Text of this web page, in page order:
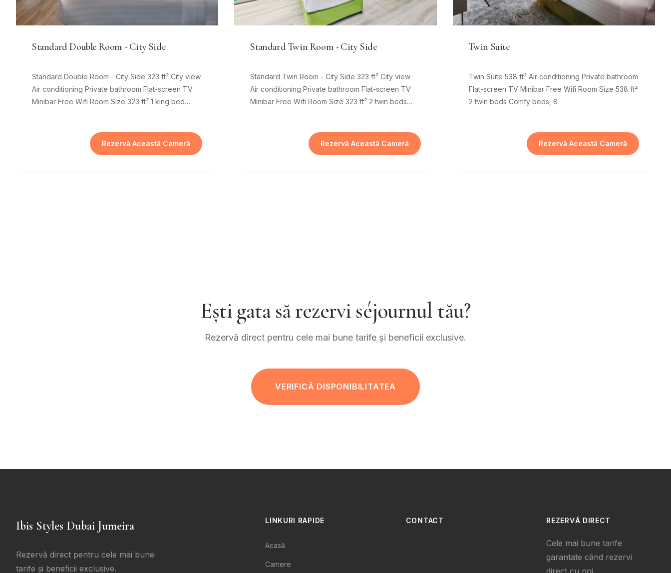
Standard Double Room - City Side
Standard Double Room - City Side 323 ft² City view
Air conditioning Private bathroom Flat-screen TV
Minibar Free Wifi Room Size 323 ft² 1 king bed
Rezervă Această Cameră
Standard Twin Room - City Side
Standard Twin Room - City Side 323 ft² City view
Air conditioning Private bathroom Flat-screen TV
Minibar Free Wifi Room Size 323 ft² 2 twin beds
Rezervă Această Cameră
Twin Suite
Twin Suite 538 ft² Air conditioning Private bathroom
Flat-screen TV Minibar Free Wifi Room Size 538 ft²
2 twin beds Comfy beds, 8
Rezervă Această Cameră
Ești gata să rezervi séjournul tău?
Rezervă direct pentru cele mai bune tarife și beneficii exclusive.
VERIFICĂ DISPONIBILITATEA
Ibis Styles Dubai Jumeira
Rezervă direct pentru cele mai bune
tarife și beneficii exclusive.
LINKURI RAPIDE
Acasă
Camere
CONTACT REZERVĂ DIRECT
Cele mai bune tarife
garantate când rezervi
direct cu noi.